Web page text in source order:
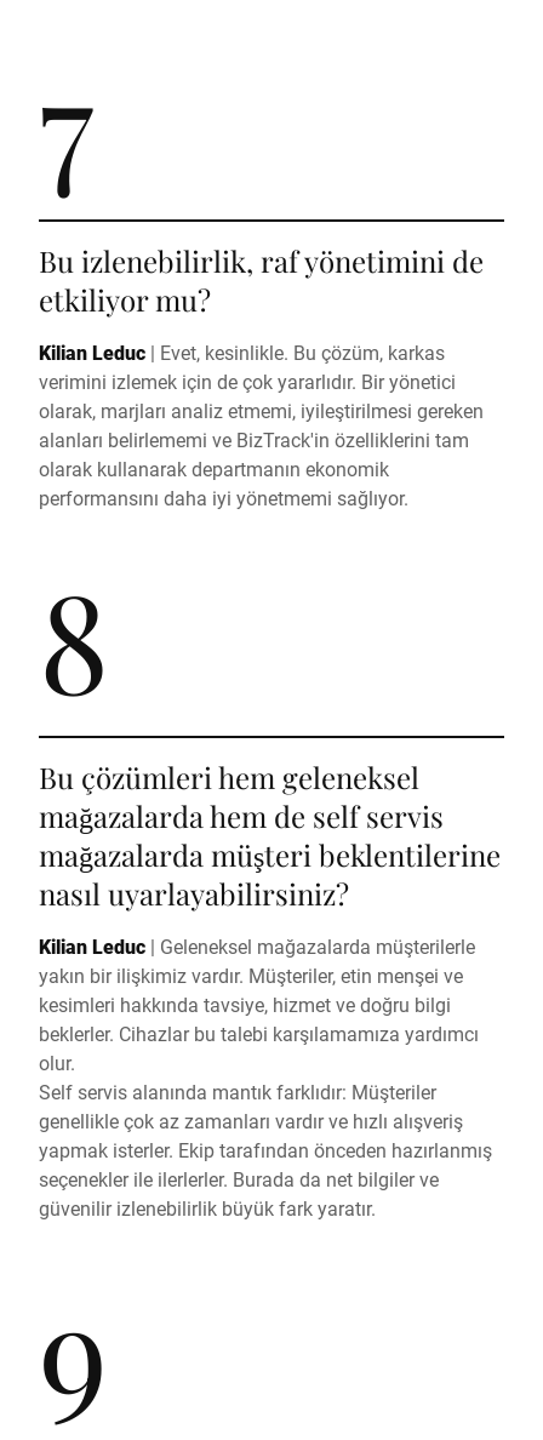
7
Bu izlenebilirlik, raf yönetimini de
etkiliyor mu?
Kilian Leduc | Evet, kesinlikle. Bu çözüm, karkas
verimini izlemek için de çok yararlıdır. Bir yönetici
olarak, marjları analiz etmemi, iyileştirilmesi gereken
alanları belirlememi ve BizTrack'in özelliklerini tam
olarak kullanarak departmanın ekonomik
performansını daha iyi yönetmemi sağlıyor.
8
Bu çözümleri hem geleneksel
mağazalarda hem de self servis
mağazalarda müşteri beklentilerine
nasıl uyarlayabilirsiniz?
Kilian Leduc | Geleneksel mağazalarda müşterilerle
yakın bir ilişkimiz vardır. Müşteriler, etin menşei ve
kesimleri hakkında tavsiye, hizmet ve doğru bilgi
beklerler. Cihazlar bu talebi karşılamamıza yardımcı
olur.
Self servis alanında mantık farklıdır: Müşteriler
genellikle çok az zamanları vardır ve hızlı alışveriş
yapmak isterler. Ekip tarafından önceden hazırlanmış
seçenekler ile ilerlerler. Burada da net bilgiler ve
güvenilir izlenebilirlik büyük fark yaratır.
9